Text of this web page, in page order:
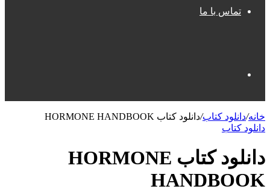
تماس با ما
برای
خانه/دانلود کتاب/دانلود کتاب HORMONE HANDBOOK
دانلود کتاب
دانلود کتاب HORMONE
HANDBOOK